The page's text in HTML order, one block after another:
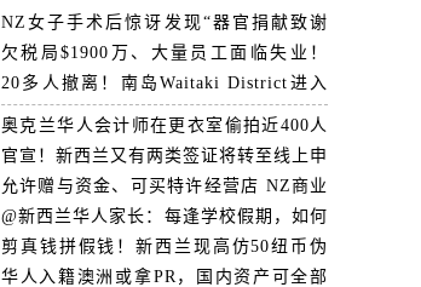
NZ女子手术后惊讶发现“器官捐献致谢
卡”，得知真相愤怒投诉
欠税局$1900万、大量员工面临失业！
NZ苹果种植巨头被清算接管
20多人撤离！南岛Waitaki District进入
紧急状态
奥克兰华人会计师在更衣室偷拍近400人
被判居家监禁
官宣！新西兰又有两类签证将转至线上申
请
允许赠与资金、可买特许经营店 NZ商业
投资签证迎重磅更新
@新西兰华人家长：每逢学校假期，如何
解决“孩子去哪儿”难题？
剪真钱拼假钱！新西兰现高仿50纽币伪
钞 警方紧急调查
华人入籍澳洲或拿PR，国内资产可全部